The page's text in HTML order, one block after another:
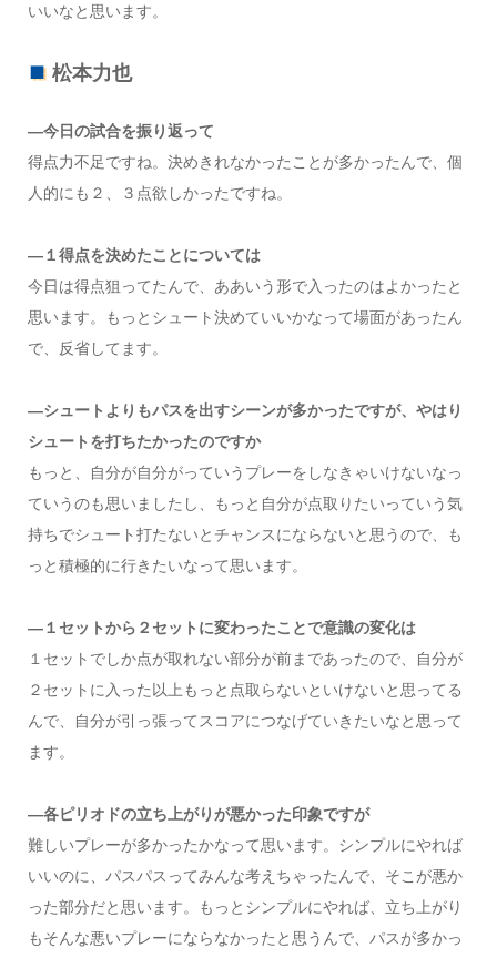
いいなと思います。
松本力也
―今日の試合を振り返って
得点力不足ですね。決めきれなかったことが多かったんで、個
人的にも２、３点欲しかったですね。
―１得点を決めたことについては
今日は得点狙ってたんで、ああいう形で入ったのはよかったと
思います。もっとシュート決めていいかなって場面があったん
で、反省してます。
―シュートよりもパスを出すシーンが多かったですが、やはり
シュートを打ちたかったのですか
もっと、自分が自分がっていうプレーをしなきゃいけないなっ
ていうのも思いましたし、もっと自分が点取りたいっていう気
持ちでシュート打たないとチャンスにならないと思うので、も
っと積極的に行きたいなって思います。
―１セットから２セットに変わったことで意識の変化は
１セットでしか点が取れない部分が前まであったので、自分が
２セットに入った以上もっと点取らないといけないと思ってる
んで、自分が引っ張ってスコアにつなげていきたいなと思って
ます。
―各ピリオドの立ち上がりが悪かった印象ですが
難しいプレーが多かったかなって思います。シンプルにやれば
いいのに、パスパスってみんな考えちゃったんで、そこが悪か
った部分だと思います。もっとシンプルにやれば、立ち上がり
もそんな悪いプレーにならなかったと思うんで、パスが多かっ